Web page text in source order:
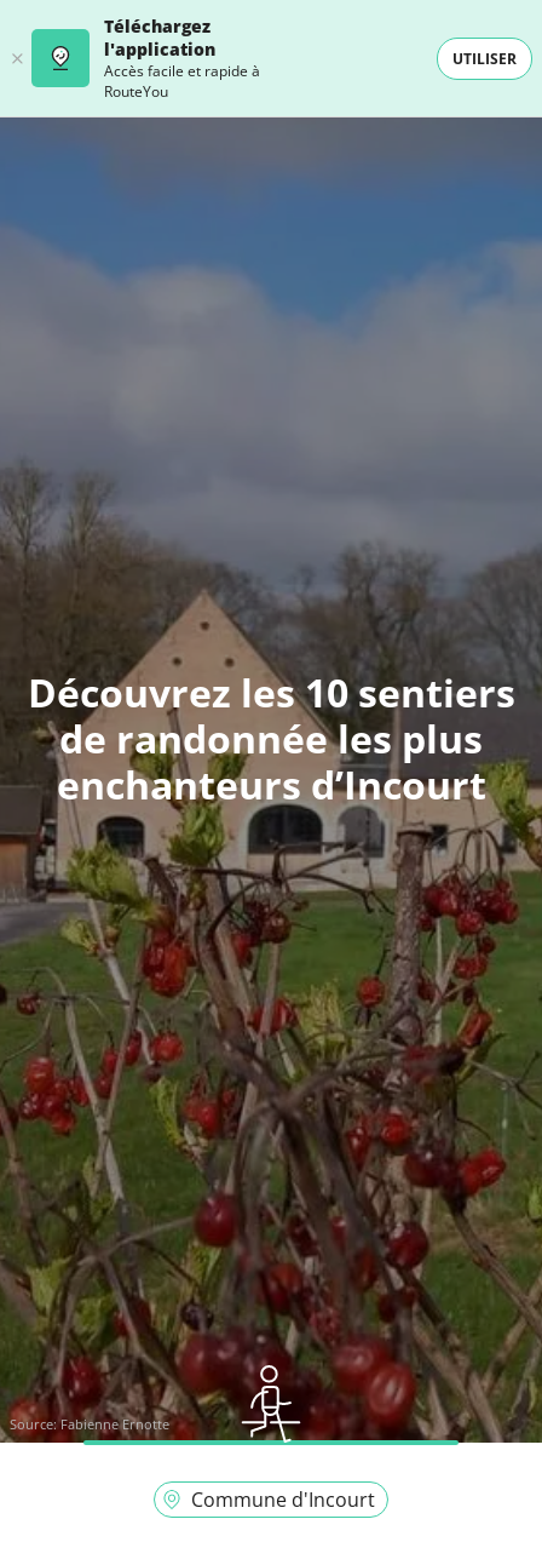
Téléchargez
l'application
Accès facile et rapide à
RouteYou
UTILISER
Découvrez les 10 sentiers
de randonnée les plus
enchanteurs d’Incourt
Source:Fabienne Ernotte
Commune d'Incourt